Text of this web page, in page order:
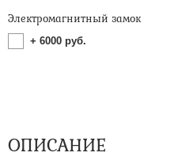
Электромагнитный замок
+ 6000 руб.
ОПИСАНИЕ